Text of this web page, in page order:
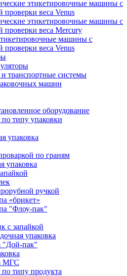
этикетировочные машины с
проверки веса Venus
этикетировочные машины с
проверки веса Mercury
машины с
проверки веса Venus
транспортные системы
машин
оборудование
типу упаковки
упаковка
по граням
упаковка
ручкой
«брикет»
"Флоу-пак"
с запайкой
упаковка
"Дой-пак"
МГС
типу продукта